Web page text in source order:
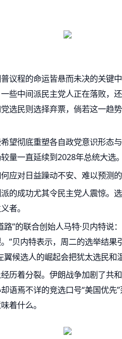
议程的命运皆悬而未决的关键
些中间派民主党人正在落败，
选民则选择弃票，倘若这一趋
望彻底重塑各自政党意识形态
量一直延续到2028年总统大选
应对日益躁动不安、难以预测
的成功尤其令民主党人震惊。
者。
”的联合创始人马特·贝内特说
”贝内特表示，周二的选举结果
翼候选人的崛起会把犹太选民和
历着分裂。伊朗战争加剧了共
焉不详的竞选口号“美国优先
着什么。